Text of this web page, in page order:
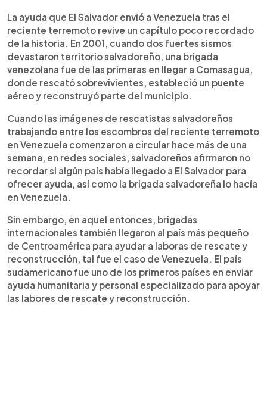
► Escuchar artículo
La ayuda que El Salvador envió recientemente a
Venezuela tras el terremoto revive un episodio
poco conocido ocurrido hace 25 años. Después
de los devastadores sismos de enero y febrero
de 2001, Venezuela fue uno de los primeros
países en responder con una brigada de rescate
que permaneció cerca de tres meses en
Comasagua, uno de los municipios más
afectados. Sus integrantes establecieron un
puente aéreo, realizaron labores de rescate,
brindaron atención médica, distribuyeron ayuda
humanitaria y participaron en la reconstrucción de
viviendas, una escuela, un mercado, iglesias y un
centro de salud, dejando una huella que aún
permanece en la comunidad.
La ayuda que El Salvador envió a Venezuela tras el
reciente terremoto revive un capítulo poco recordado
de la historia. En 2001, cuando dos fuertes sismos
devastaron territorio salvadoreño, una brigada
venezolana fue de las primeras en llegar a Comasagua,
donde rescató sobrevivientes, estableció un puente
aéreo y reconstruyó parte del municipio.
Cuando las imágenes de rescatistas salvadoreños
trabajando entre los escombros del reciente terremoto
en Venezuela comenzaron a circular hace más de una
semana, en redes sociales, salvadoreños afirmaron no
recordar si algún país había llegado a El Salvador para
ofrecer ayuda, así como la brigada salvadoreña lo hacía
en Venezuela.
Sin embargo, en aquel entonces, brigadas
internacionales también llegaron al país más pequeño
de Centroamérica para ayudar a laboras de rescate y
reconstrucción, tal fue el caso de Venezuela. El país
sudamericano fue uno de los primeros países en enviar
ayuda humanitaria y personal especializado para apoyar
las labores de rescate y reconstrucción.